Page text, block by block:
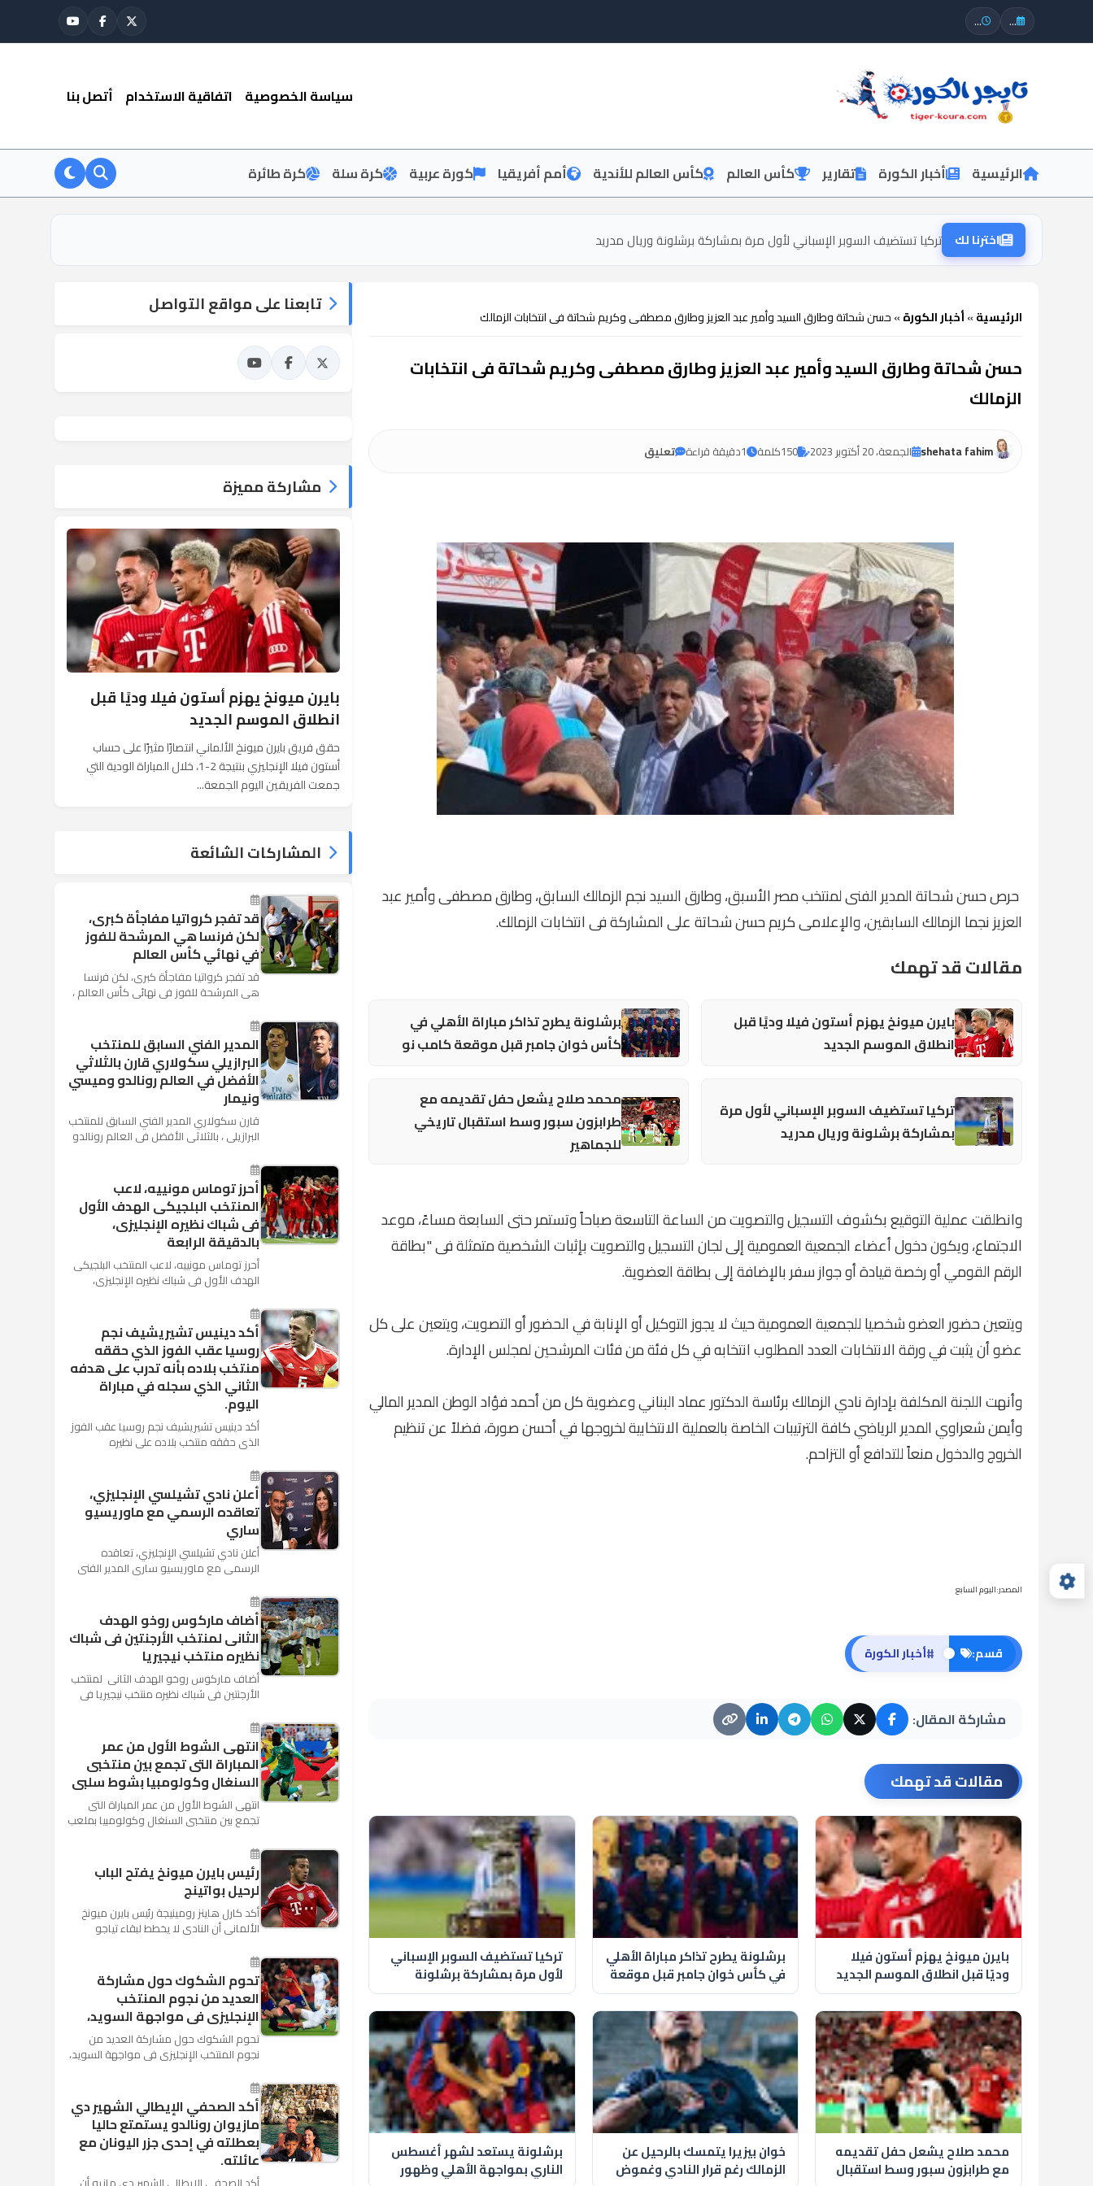
...
...
سياسة الخصوصية اتفاقية الاستخدام أتصل بنا
الرئيسية أخبار الكورة تقارير كأس العالم كأس العالم للأندية أمم أفريقيا كورة عربية كرة سلة كرة طائرة
اخترنا لك تركيا تستضيف السوبر الإسباني لأول مرة بمشاركة برشلونة وريال مدريد
الرئيسية»أخبار الكورة»حسن شحاتة وطارق السيد وأمير عبد العزيز وطارق مصطفى وكريم شحاتة فى انتخابات الزمالك
حسن شحاتة وطارق السيد وأمير عبد العزيز وطارق مصطفى وكريم شحاتة فى انتخابات
الزمالك
shehata fahim الجمعة، 20 أكتوبر 2023 150كلمة 1دقيقة قراءة تعليق
حرص حسن شحاتة المدير الفنى لمنتخب مصر الأسبق، وطارق السيد نجم الزمالك السابق، وطارق مصطفى وأمير عبد
العزيز نجما الزمالك السابقين، والإعلامى كريم حسن شحاتة على المشاركة فى انتخابات الزمالك.
مقالات قد تهمك
بايرن ميونخ يهزم أستون فيلا وديًا قبل
انطلاق الموسم الجديد
برشلونة يطرح تذاكر مباراة الأهلي في
كأس خوان جامبر قبل موقعة كامب نو
تركيا تستضيف السوبر الإسباني لأول مرة
بمشاركة برشلونة وريال مدريد
محمد صلاح يشعل حفل تقديمه مع
طرابزون سبور وسط استقبال تاريخي
للجماهير
وانطلقت عملية التوقيع بكشوف التسجيل والتصويت من الساعة التاسعة صباحاً وتستمر حتى السابعة مساءً، موعد
الاجتماع، ويكون دخول أعضاء الجمعية العمومية إلى لجان التسجيل والتصويت بإثبات الشخصية متمثلة فى "بطاقة
الرقم القومي أو رخصة قيادة أو جواز سفر بالإضافة إلى بطاقة العضوية.
ويتعين حضور العضو شخصيا للجمعية العمومية حيث لا يجوز التوكيل أو الإنابة في الحضور أو التصويت، ويتعين على كل
عضو أن يثبت في ورقة الانتخابات العدد المطلوب انتخابه في كل فئة من فئات المرشحين لمجلس الإدارة.
وأنهت اللجنة المكلفة بإدارة نادي الزمالك برئاسة الدكتور عماد البناني وعضوية كل من أحمد فؤاد الوطن المدير المالي
وأيمن شعراوي المدير الرياضي كافة الترتيبات الخاصة بالعملية الانتخابية لخروجها في أحسن صورة، فضلاً عن تنظيم
الخروج والدخول منعاً للتدافع أو التزاحم.
المصدر:اليوم السابع
قسم: #أخبار الكورة
مشاركة المقال:
مقالات قد تهمك
بايرن ميونخ يهزم أستون فيلا
وديًا قبل انطلاق الموسم الجديد
برشلونة يطرح تذاكر مباراة الأهلي
في كأس خوان جامبر قبل موقعة
كامب نو
تركيا تستضيف السوبر الإسباني
لأول مرة بمشاركة برشلونة
وريال مدريد
محمد صلاح يشعل حفل تقديمه
مع طرابزون سبور وسط استقبال
خوان بيزيرا يتمسك بالرحيل عن
الزمالك رغم قرار النادي وغموض
برشلونة يستعد لشهر أغسطس
الناري بمواجهة الأهلي وظهور
تابعنا على مواقع التواصل
مشاركة مميزة
بايرن ميونخ يهزم أستون فيلا وديًا قبل
انطلاق الموسم الجديد
حقق فريق بايرن ميونخ الألماني انتصارًا مثيرًا على حساب
أستون فيلا الإنجليزي بنتيجة 2-1، خلال المباراة الودية التي
جمعت الفريقين اليوم الجمعة...
المشاركات الشائعة
قد تفجر كرواتيا مفاجأة كبرى،
لكن فرنسا هي المرشحة للفوز
في نهائي كأس العالم
قد تفجر كرواتيا مفاجأة كبرى، لكن فرنسا
هي المرشحة للفوز في نهائي كأس العالم ،
الروسية في يوم شديد الح...
المدير الفني السابق للمنتخب
البرازيلي سكولاري قارن بالثلاثي
الأفضل في العالم رونالدو وميسي
ونيمار
قارن سكولاري المدير الفني السابق للمنتخب
البرازيلي ، بالثلاثي الأفضل في العالم رونالدو
نجم ...
أحرز توماس مونييه، لاعب
المنتخب البلجيكى الهدف الأول
فى شباك نظيره الإنجليزى،
بالدقيقة الرابعة
أحرز توماس مونييه، لاعب المنتخب البلجيكى
الهدف الأول فى شباك نظيره الإنجليزى،
بينهما حاليا على م...
أكد دينيس تشيريشيف نجم
روسيا عقب الفوز الذي حققه
منتخب بلاده بأنه تدرب على هدفه
الثاني الذي سجله في مباراة
اليوم.
أكد دينيس تشيريشيف نجم روسيا عقب الفوز
الذي حققه منتخب بلاده على نظيره
كأس العالم بأنه تدرب على هد...
أعلن نادي تشيلسي الإنجليزي،
تعاقده الرسمي مع ماوريسيو
ساري
أعلن نادي تشيلسي الإنجليزي، تعاقده
الرسمي مع ماوريسيو ساري المدير الفني
المقبل وخلافة أنطونيو كو...
أضاف ماركوس روخو الهدف
الثانى لمنتخب الأرجنتين فى شباك
نظيره منتخب نيجيريا
أضاف ماركوس روخو الهدف الثانى لمنتخب
الأرجنتين فى شباك نظيره منتخب نيجيريا فى
"كريستوفسك...
انتهى الشوط الأول من عمر
المباراة التى تجمع بين منتخبى
السنغال وكولومبيا بشوط سلبى
انتهى الشوط الأول من عمر المباراة التى
تجمع بين منتخبى السنغال وكولومبيا بملعب
الثالثة والأ...
رئيس بايرن ميونخ يفتح الباب
لرحيل بواتينج
أكد كارل هاينز رومينيجة رئيس بايرن ميونخ
الألمانى أن النادى لا يخطط لبقاء تياجو
وأنه سيستم...
تحوم الشكوك حول مشاركة
العديد من نجوم المنتخب
الإنجليزى فى مواجهة السويد،
تحوم الشكوك حول مشاركة العديد من
نجوم المنتخب الإنجليزى فى مواجهة السويد،
ملعب "كوزموس آ...
أكد الصحفي الإيطالي الشهير دي
مازيوان رونالدو يستمتع حاليا
بعطلته في إحدى جزر اليونان مع
عائلته.